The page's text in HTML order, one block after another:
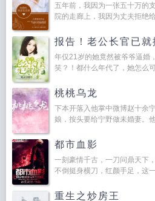
五年前，我因为一张五十万的
院的走廊上，我因为丈夫拒绝
报告！老公长官已就
年仅21岁的她竟然被爷爷逼婚
笑？！都什么年代了，她怎么
桃桃乌龙
下本开落入他掌中微博赵十余
娘，按头要给宁野做未婚妻。
都市血影
一刻豪情千古，一刀问鼎天下
不倒挺身横刀，红颜手足，这
重生之炒房王